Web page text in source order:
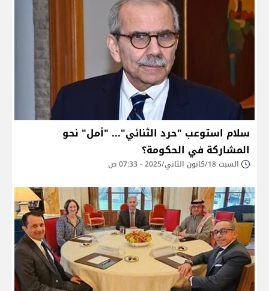
سلام استوعب "حرد الثنائي"... "أمل" نحو
المشاركة في الحكومة؟
السبت 18/كانون الثاني/2025 - 07:33 ص